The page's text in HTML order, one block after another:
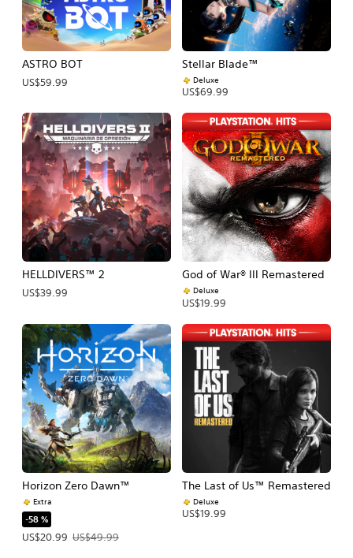
ASTRO BOT
US$59.99
Stellar Blade™
Deluxe
US$69.99
HELLDIVERS™ 2
US$39.99
God of War® III Remastered
Deluxe
US$19.99
Horizon Zero Dawn™
Extra
-58 %
US$20.99
Precio de la oferta: US$20.99. Precio original: US$49.99.
US$49.99
The Last of Us™ Remastered
Deluxe
US$19.99